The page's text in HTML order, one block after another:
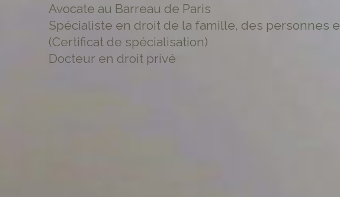
Avocate au Barreau de Paris
Spécialiste en droit de la famille, des personnes
(Certificat de spécialisation)
Docteur en droit privé